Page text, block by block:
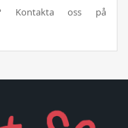
Kontakta oss på